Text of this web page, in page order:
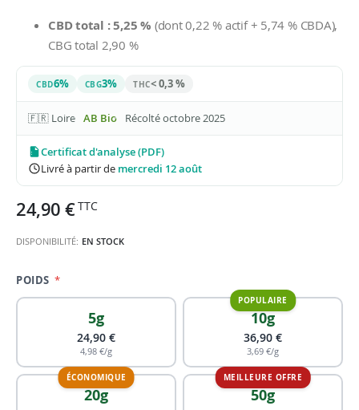
CBD total : 5,25 % (dont 0,22 % actif + 5,74 % CBDA),
CBG total 2,90 %
CBD6% CBG3% THC< 0,3 %
🇫🇷 Loire AB Bio Récolté octobre 2025
Certificat d'analyse (PDF)
Livré à partir de mercredi 12 août
24,90 €
DISPONIBILITÉ: EN STOCK
POIDS
5g
24,90 €
4,98 €/g
10g
36,90 €
3,69 €/g
20g 50g